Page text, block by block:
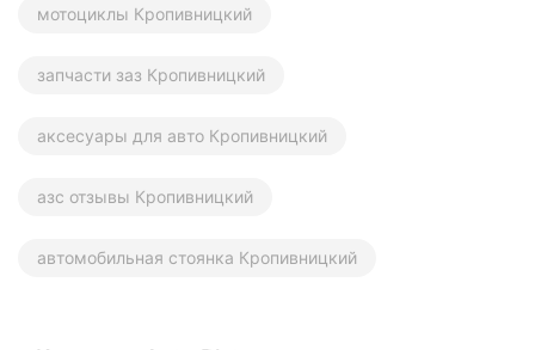
мотоциклы Кропивницкий
запчасти заз Кропивницкий
аксесуары для авто Кропивницкий
азс отзывы Кропивницкий
автомобильная стоянка Кропивницкий